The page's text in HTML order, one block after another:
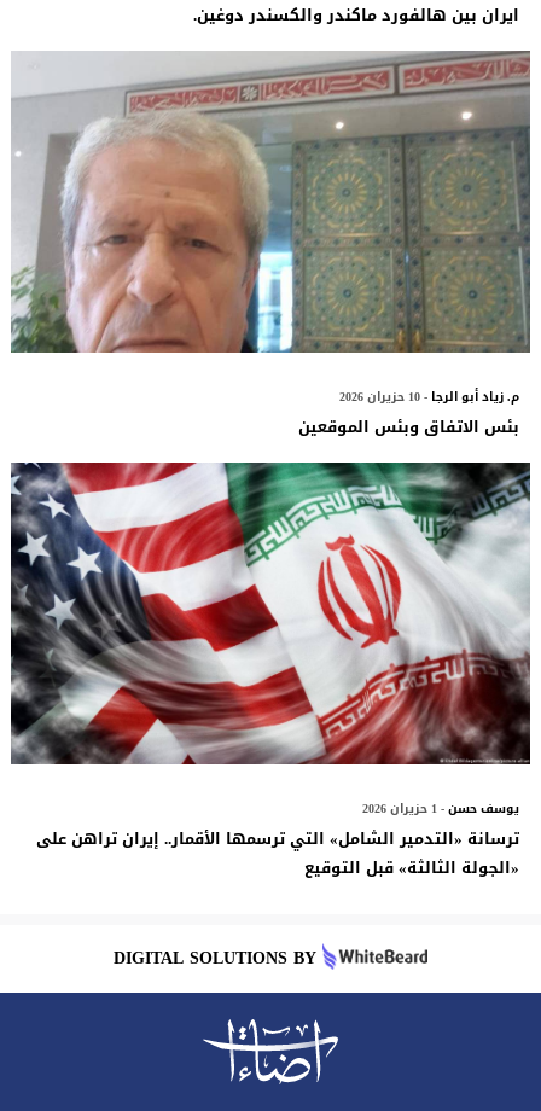
ایران بين هالفورد ماكندر والكسندر دوغين.
م. زياد أبو الرجا - 10 حزيران 2026
بئس الاتفاق وبئس الموقعين
يوسف حسن- 1 حزيران 2026
ترسانة «التدمير الشامل» التي ترسمها الأقمار.. إيران تراهن على
«الجولة الثالثة» قبل التوقيع
DIGITAL SOLUTIONS BY